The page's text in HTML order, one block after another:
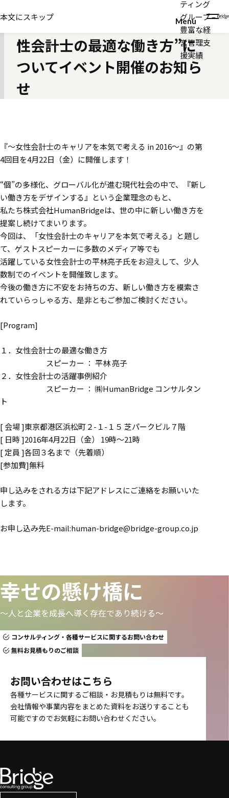
本文にスキップ
ティング
グループ –
豊富な経
営管理支
援実績
Menu
【HumanBridge開催】“女
性会計士の最適な働き方”に
ついてイベント開催のお知ら
せ
『～女性会計士のキャリアを本気で考える in 2016～』の第
4回目を4月22日（金）に開催します！
“個”の多様化、グローバル化が進む現代社会の中で、『新し
い働き方をデザインする』という企業理念のもと、
私たち株式会社HumanBridgeは、世の中に新しい働き方を
提案し続けてまいります。
今回は、「女性会計士のキャリアを本気で考える」と題し
て、ゲストスピーカーに多数のメディア等でも
活躍している女性会計士の平林亮子氏をお迎えして、少人
数制でのイベントを開催致します。
今後の働き方に不安をお持ちの方、新しい働き方を模索さ
れていらっしゃる方、是非ともご参加ご検討ください。
[Program]
１．女性会計士の最適な働き方
スピーカー ： 平林 亮子
２．女性会計士の活躍事例紹介
スピーカー ： ㈱HumanBridge コンサルタン
ト
[ 会場 ]東京都港区浜松町２-１-１５ 芝パークビル７階
[ 日時 ]2016年4月22日（金） 19時～21時
[ 定員 ]各回３名まで（先着順）
[参加費]無料
申し込みをされる方は下記アドレスにご連絡をお願いいた
します。
お申し込み先E-mail:human-bridge@bridge-group.co.jp
幸せの懸け橋に
〜人と企業を成長へ導く存在であり続ける〜
コンサルティング・各種サービスに関するお問い合わせ
無料お見積もりのご相談
お問い合わせはこちら
各種サービスに関するご相談・お見積もりは無料です。
会社情報や事業内容をまとめた資料をお送りすることも
可能ですのでお気軽にお問い合わせください。